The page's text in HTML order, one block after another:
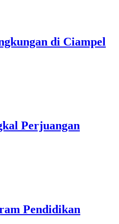
di Ciampel
Perjuangan
Pendidikan